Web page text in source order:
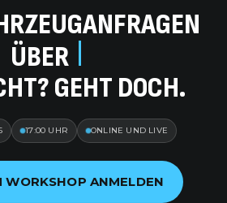
COPILOT
GEHT DOCH.
17:00 UHR ONLINE UND LIVE
ANMELDEN